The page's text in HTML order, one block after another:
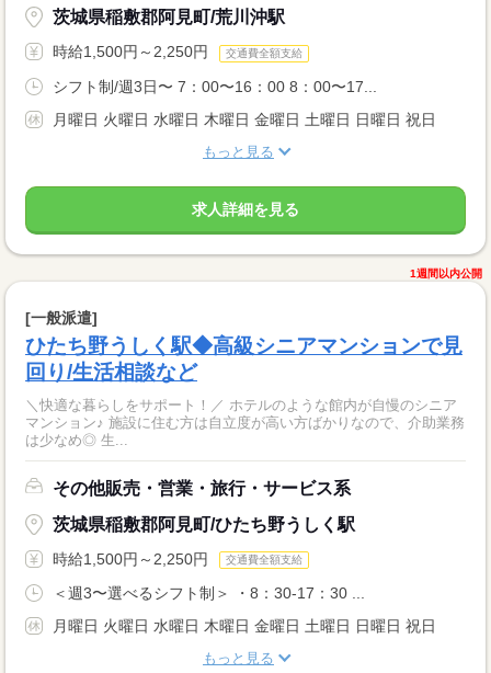
茨城県稲敷郡阿見町/荒川沖駅
時給1,500円～2,250円 交通費全額支給
シフト制/週3日〜 7：00〜16：00 8：00〜17...
月曜日 火曜日 水曜日 木曜日 金曜日 土曜日 日曜日 祝日
もっと見る
求人詳細を見る
1週間以内公開
[一般派遣]
ひたち野うしく駅◆高級シニアマンションで見
回り/生活相談など
＼快適な暮らしをサポート！／ ホテルのような館内が自慢のシニア
マンション♪ 施設に住む方は自立度が高い方ばかりなので、介助業務
は少なめ◎ 生...
その他販売・営業・旅行・サービス系
茨城県稲敷郡阿見町/ひたち野うしく駅
時給1,500円～2,250円 交通費全額支給
＜週3〜選べるシフト制＞ ・8：30-17：30 ...
月曜日 火曜日 水曜日 木曜日 金曜日 土曜日 日曜日 祝日
もっと見る